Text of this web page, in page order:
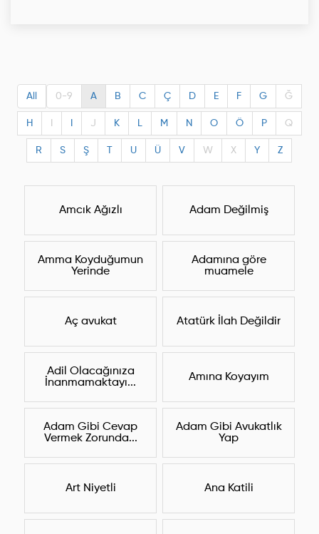
All 0-9 A B C Ç D E F G Ğ
H J K L M N O Ö P Q
R S Ş U Ü V W X Y Z
Amcık Ağızlı Adam Değilmiş
Amma Koyduğumun
Yerinde
Adamına göre
muamele
Aç avukat Atatürk İlah Değildir
Adil Olacağınıza
İnanmamaktayı...
Amına Koyayım
Adam Gibi Cevap
Vermek Zorunda...
Adam Gibi Avukatlık
Yap
Art Niyetli Ana Katili